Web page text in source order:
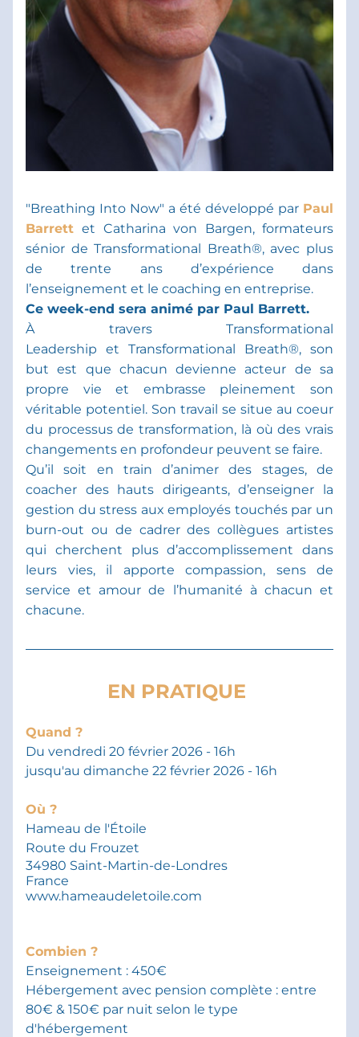
"Breathing Into Now" a été développé par Paul
Barrett et Catharina von Bargen, formateurs
sénior de Transformational Breath®, avec plus
de trente ans d’expérience dans
l’enseignement et le coaching en entreprise.
Ce week-end sera animé par Paul Barrett.
À travers Transformational
Leadership et Transformational Breath®, son
but est que chacun devienne acteur de sa
propre vie et embrasse pleinement son
véritable potentiel. Son travail se situe au coeur
du processus de transformation, là où des vrais
changements en profondeur peuvent se faire.
Qu’il soit en train d’animer des stages, de
coacher des hauts dirigeants, d’enseigner la
gestion du stress aux employés touchés par un
burn-out ou de cadrer des collègues artistes
qui cherchent plus d’accomplissement dans
leurs vies, il apporte compassion, sens de
service et amour de l’humanité à chacun et
chacune.
EN PRATIQUE
Quand ?
Du vendredi 20 février 2026 - 16h
jusqu'au dimanche 22 février 2026 - 16h
Où ?
Hameau de l'Étoile
Route du Frouzet
34980 Saint-Martin-de-Londres
France
www.hameaudeletoile.com
Combien ?
Enseignement : 450€
Hébergement avec pension complète : entre
80€ & 150€ par nuit selon le type
d'hébergement